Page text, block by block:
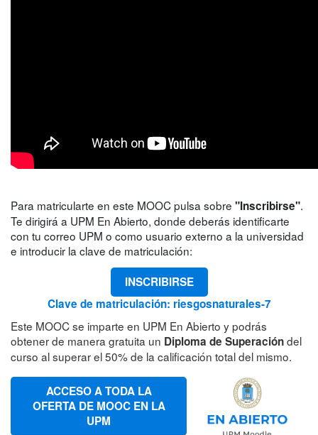
Para matricularte en este MOOC pulsa sobre "Inscribirse".
Te dirigirá a UPM En Abierto, donde deberás identificarte
con tu correo UPM o como usuario externo a la universidad
e introducir la clave de matriculación:
INSCRIBIRSE
Clave de matriculación: riesgosnaturales-7
Este MOOC se imparte en UPM En Abierto y podrás
obtener de manera gratuita un Diploma de Superacióndel
curso al superar el 50% de la calificación total del mismo.
ACCESO A TODA LA
OFERTA DE MOOC EN LA
UPM